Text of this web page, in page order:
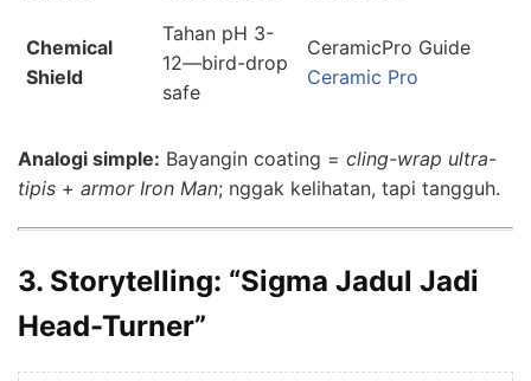
Chemical
Shield
Tahan pH 3-
12—bird-drop
safe
CeramicPro Guide
Ceramic Pro
Analogi simple: Bayangin coating = cling-wrap ultra-
tipis + armor Iron Man; nggak kelihatan, tapi tangguh.
3. Storytelling: “Sigma Jadul Jadi
Head-Turner”